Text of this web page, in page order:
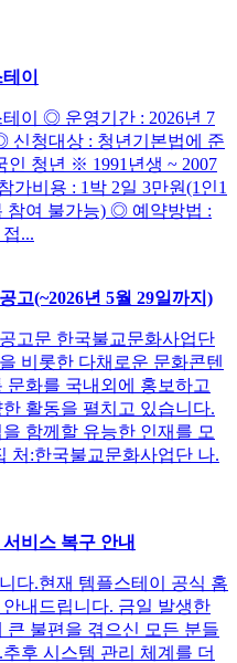
이
이 ◎ 운영기간 : 2026년 7
신청대상 : 청년기본법에 준
인 청년 ※ 1991년생 ~ 2007
비용 : 1박 2일 3만원(1인1
참여 불가능) ◎ 예약방법 :
...
고(~2026년 5월 29일까지)
고문 한국불교문화사업단
비롯한 다채로운 문화콘텐
화를 국내외에 홍보하고
활동을 펼치고 있습니다.
함께할 유능한 인재를 모
처:한국불교문화사업단 나.
비스 복구 안내
다. ​ 현재 템플스테이 공식 홈
내드립니다. 금일 발생한
불편을 겪으신 모든 분들
후 시스템 관리 체계를 더